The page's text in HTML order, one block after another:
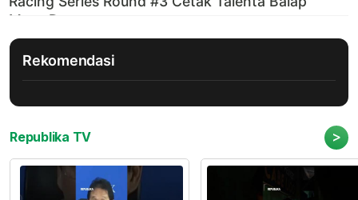
Rekomendasi
Republika TV >